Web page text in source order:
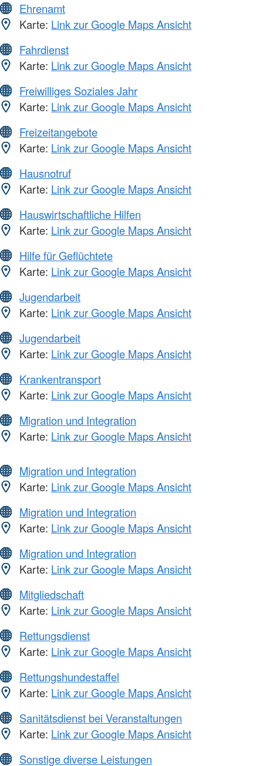
Ehrenamt
Karte: Link zur Google Maps Ansicht
Fahrdienst
Karte: Link zur Google Maps Ansicht
Freiwilliges Soziales Jahr
Karte: Link zur Google Maps Ansicht
Freizeitangebote
Karte: Link zur Google Maps Ansicht
Hausnotruf
Karte: Link zur Google Maps Ansicht
Hauswirtschaftliche Hilfen
Karte: Link zur Google Maps Ansicht
Hilfe für Geflüchtete
Karte: Link zur Google Maps Ansicht
Jugendarbeit
Karte: Link zur Google Maps Ansicht
Jugendarbeit
Karte: Link zur Google Maps Ansicht
Krankentransport
Karte: Link zur Google Maps Ansicht
Migration und Integration
Karte: Link zur Google Maps Ansicht
Migration und Integration
Karte: Link zur Google Maps Ansicht
Migration und Integration
Karte: Link zur Google Maps Ansicht
Migration und Integration
Karte: Link zur Google Maps Ansicht
Mitgliedschaft
Karte: Link zur Google Maps Ansicht
Rettungsdienst
Karte: Link zur Google Maps Ansicht
Rettungshundestaffel
Karte: Link zur Google Maps Ansicht
Sanitätsdienst bei Veranstaltungen
Karte: Link zur Google Maps Ansicht
Sonstige diverse Leistungen